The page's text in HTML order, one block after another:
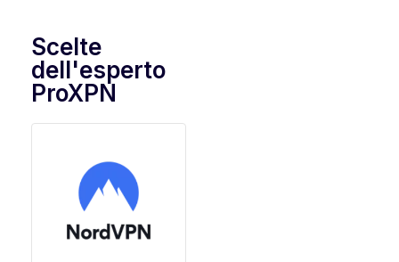
Scelte
dell'esperto
ProXPN